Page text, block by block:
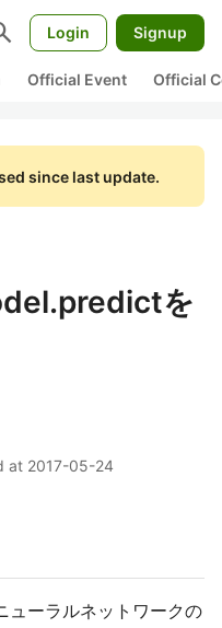
Login Signup
Official Event Official
since last update.
を
at 2017-05-24
ーラルネットワークの